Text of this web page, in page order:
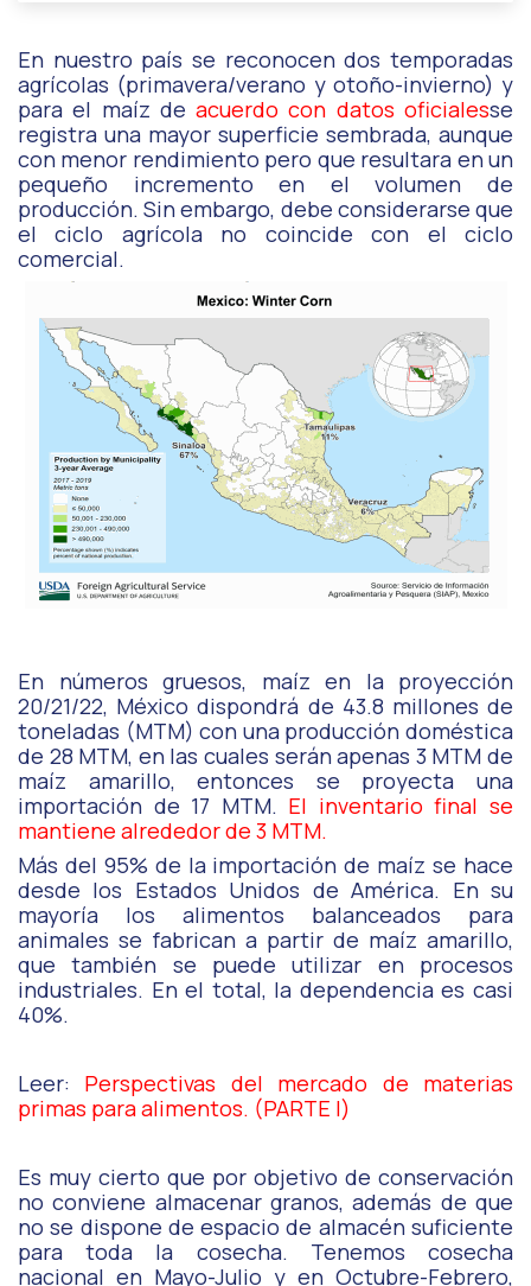
En nuestro país se reconocen dos temporadas
agrícolas (primavera/verano y otoño-invierno) y
para el maíz deacuerdo con datos oficialesse
registra una mayor superficie sembrada, aunque
con menor rendimiento pero que resultara en un
pequeño incremento en el volumen de
producción. Sin embargo, debe considerarse que
el ciclo agrícola no coincide con el ciclo
comercial.
En números gruesos, maíz en la proyección
20/21/22, México dispondrá de 43.8 millones de
toneladas (MTM) con una producción doméstica
de 28 MTM, en las cuales serán apenas 3 MTM de
maíz amarillo, entonces se proyecta una
importación de 17 MTM. El inventario final se
mantiene alrededor de 3 MTM.
Más del 95% de la importación de maíz se hace
desde los Estados Unidos de América. En su
mayoría los alimentos balanceados para
animales se fabrican a partir de maíz amarillo,
que también se puede utilizar en procesos
industriales. En el total, la dependencia es casi
40%.
Leer: Perspectivas del mercado de materias
primas para alimentos. (PARTE I)
Es muy cierto que por objetivo de conservación
no conviene almacenar granos, además de que
no se dispone de espacio de almacén suficiente
para toda la cosecha. Tenemos cosecha
nacional en Mayo-Julio y en Octubre-Febrero,